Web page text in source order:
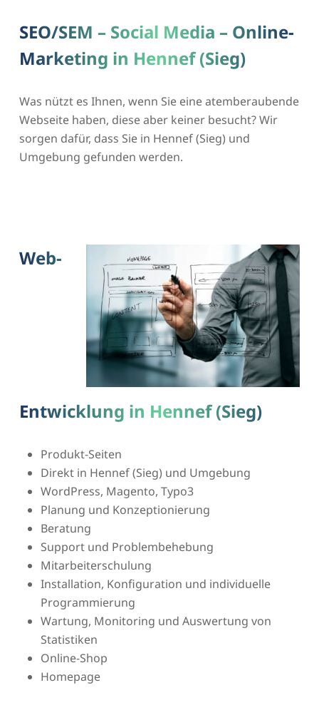
SEO/SEM – Social Media – Online-
Marketing in Hennef (Sieg)
Was nützt es Ihnen, wenn Sie eine atemberaubende
Webseite haben, diese aber keiner besucht? Wir
sorgen dafür, dass Sie in Hennef (Sieg) und
Umgebung gefunden werden.
Web-
Entwicklung in Hennef (Sieg)
Produkt-Seiten
Direkt in Hennef (Sieg) und Umgebung
WordPress, Magento, Typo3
Planung und Konzeptionierung
Beratung
Support und Problembehebung
Mitarbeiterschulung
Installation, Konfiguration und individuelle
Programmierung
Wartung, Monitoring und Auswertung von
Statistiken
Online-Shop
Homepage